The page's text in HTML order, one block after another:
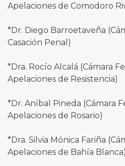
Apelaciones de Comodoro
*Dr. Diego Barroetaveña
Casación Penal)
*Dra. Rocío Alcalá (Cámara
Apelaciones de Resistencia)
*Dr. Aníbal Pineda (Cámara
Apelaciones de Rosario)
*Dra. Silvia Mónica Fariña
Apelaciones de Bahía Blanca)